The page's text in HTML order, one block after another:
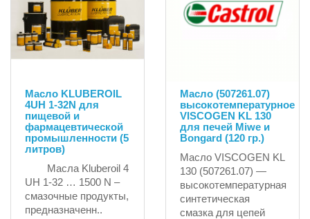
Масло KLUBEROIL
4UH 1-32N для
пищевой и
фармацевтической
промышленности (5
литров)
Масла Kluberoil 4
UH 1-32 … 1500 N –
смазочные продукты,
предназначенн..
Масло (507261.07)
высокотемпературное
VISCOGEN KL 130
для печей Miwe и
Bongard (120 гр.)
Масло VISCOGEN KL
130 (507261.07) —
высокотемпературная
синтетическая
смазка для цепей